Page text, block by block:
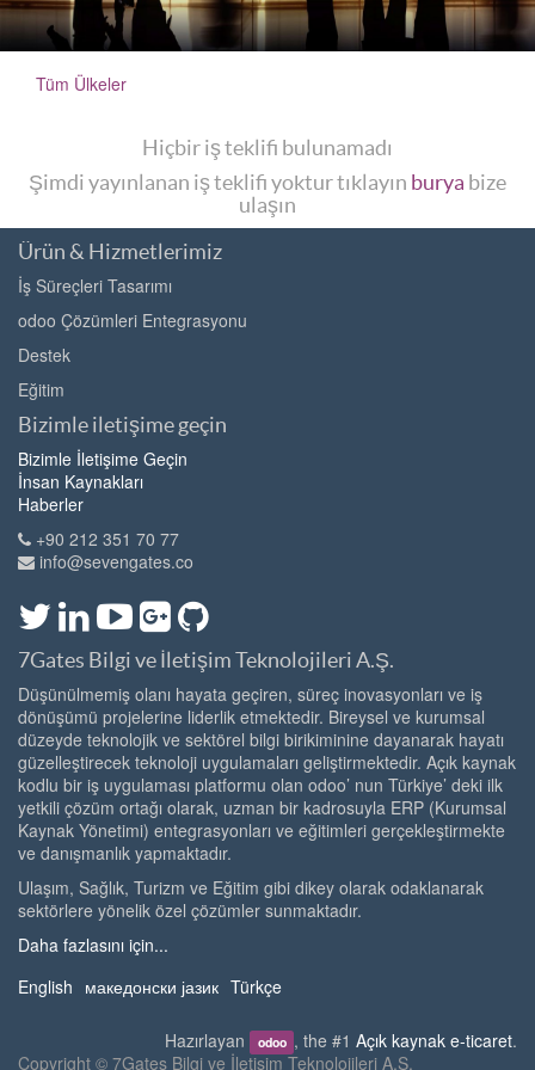
Tüm Ülkeler
Hiçbir iş teklifi bulunamadı
Şimdi yayınlanan iş teklifi yoktur tıklayın burya bize
ulaşın
Ürün & Hizmetlerimiz
İş Süreçleri Tasarımı
odoo Çözümleri Entegrasyonu
Destek
Eğitim
Bizimle iletişime geçin
Bizimle İletişime Geçin
İnsan Kaynakları
Haberler
+90 212 351 70 77
info@sevengates.co
7Gates Bilgi ve İletişim Teknolojileri A.Ş.
Düşünülmemiş olanı hayata geçiren, süreç inovasyonları ve iş
dönüşümü projelerine liderlik etmektedir. Bireysel ve kurumsal
düzeyde teknolojik ve sektörel bilgi birikiminine dayanarak hayatı
güzelleştirecek teknoloji uygulamaları geliştirmektedir. Açık kaynak
kodlu bir iş uygulaması platformu olan odoo’ nun Türkiye’ deki ilk
yetkili çözüm ortağı olarak, uzman bir kadrosuyla ERP (Kurumsal
Kaynak Yönetimi) entegrasyonları ve eğitimleri gerçekleştirmekte
ve danışmanlık yapmaktadır.
Ulaşım, Sağlık, Turizm ve Eğitim gibi dikey olarak odaklanarak
sektörlere yönelik özel çözümler sunmaktadır.
Daha fazlasını için...
English македонски јазик Türkçe
Hazırlayan odoo , the #1 Açık kaynak e-ticaret.
Copyright © 7Gates Bilgi ve İletişim Teknolojileri A.Ş.